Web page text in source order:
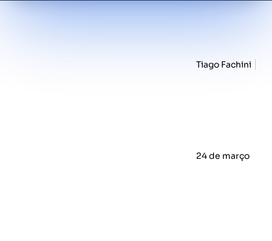
Tiago Fachini
24 de março